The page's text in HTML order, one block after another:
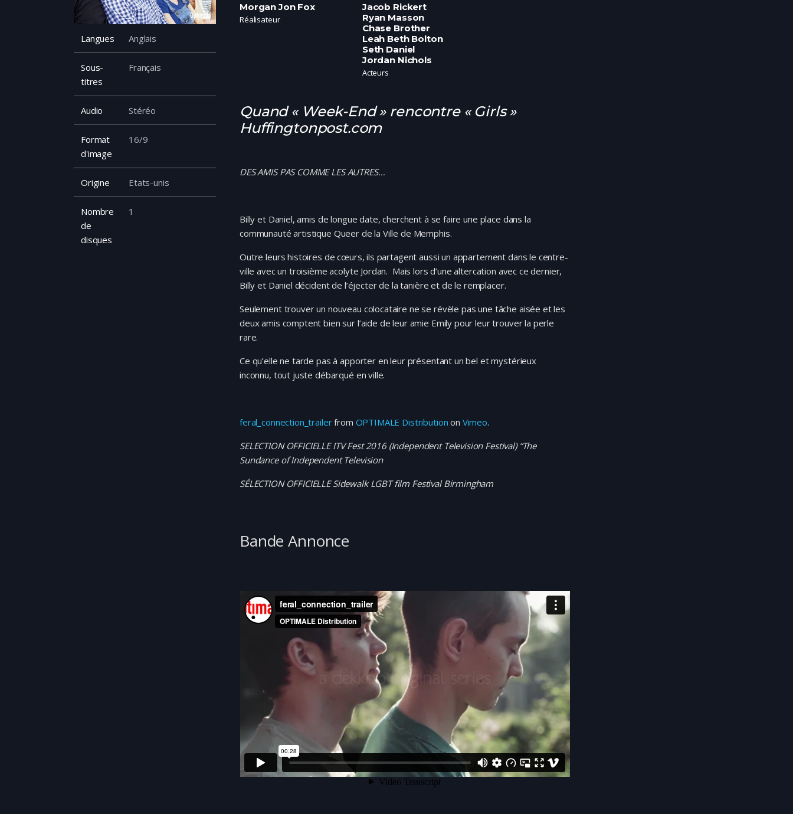
Morgan Jon Fox
Réalisateur
Jacob Rickert
Ryan Masson
Chase Brother
Leah Beth Bolton
Seth Daniel
Jordan Nichols
Acteurs
Quand « Week-End » rencontre « Girls »
Huffingtonpost.com
DES AMIS PAS COMME LES AUTRES…
Billy et Daniel, amis de longue date, cherchent à se faire une place dans la
communauté artistique Queer de la Ville de Memphis.
Outre leurs histoires de cœurs, ils partagent aussi un appartement dans le centre-
ville avec un troisième acolyte Jordan. Mais lors d’une altercation avec ce dernier,
Billy et Daniel décident de l’éjecter de la tanière et de le remplacer.
Seulement trouver un nouveau colocataire ne se révèle pas une tâche aisée et les
deux amis comptent bien sur l’aide de leur amie Emily pour leur trouver la perle
rare.
Ce qu’elle ne tarde pas à apporter en leur présentant un bel et mystérieux
inconnu, tout juste débarqué en ville.
feral_connection_trailerfrom OPTIMALE Distribution on Vimeo.
SELECTION OFFICIELLE ITV Fest 2016 (Independent Television Festival) “The
Sundance of Independent Television
SÉLECTION OFFICIELLE Sidewalk LGBT film Festival Birmingham
Bande Annonce
Langues Anglais
Sous-
titres
Français
Audio Stéréo
Format
d'image
16/9
Origine Etats-unis
Nombre
de
disques
1